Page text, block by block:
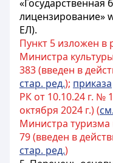
«Государственная
лицензирование»
ЕЛ).
Пункт 5 изложен в
Министра
383 (введен в
стар. ред.); приказа
РК от 10.10.24 г. №
октября 2024 г.) (
Министра туризма
79 (введен в
стар. ред.)